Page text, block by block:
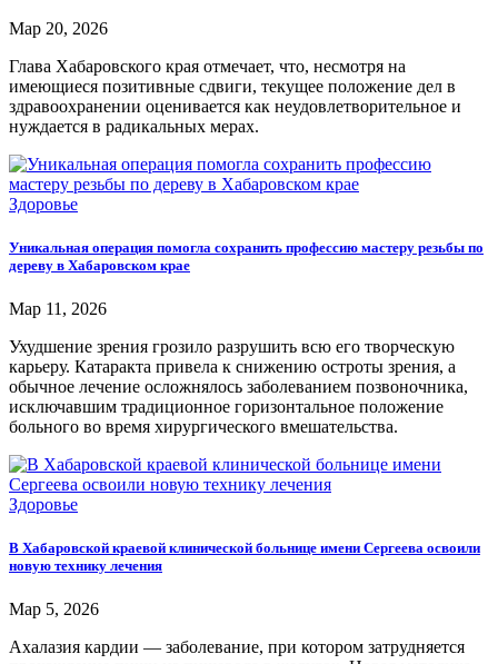
Мар 20, 2026
Глава Хабаровского края отмечает, что, несмотря на
имеющиеся позитивные сдвиги, текущее положение дел в
здравоохранении оценивается как неудовлетворительное и
нуждается в радикальных мерах.
Здоровье
Уникальная операция помогла сохранить профессию мастеру резьбы по
дереву в Хабаровском крае
Мар 11, 2026
Ухудшение зрения грозило разрушить всю его творческую
карьеру. Катаракта привела к снижению остроты зрения, а
обычное лечение осложнялось заболеванием позвоночника,
исключавшим традиционное горизонтальное положение
больного во время хирургического вмешательства.
Здоровье
В Хабаровской краевой клинической больнице имени Сергеева освоили
новую технику лечения
Мар 5, 2026
Ахалазия кардии — заболевание, при котором затрудняется